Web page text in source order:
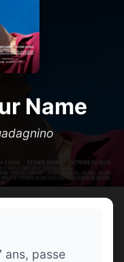
Name
ans, passe